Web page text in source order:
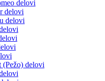
delovi
delovi
delovi
(Pežo) delovi